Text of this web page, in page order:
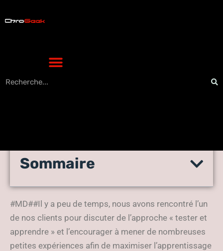
l’innovation
Sommaire
#MD##Il y a peu de temps, nous avons rencontré l’un
de nos clients pour discuter de l’approche « tester et
apprendre » et l’encourager à mener de nombreuses
petites expériences afin de maximiser l’apprentissage